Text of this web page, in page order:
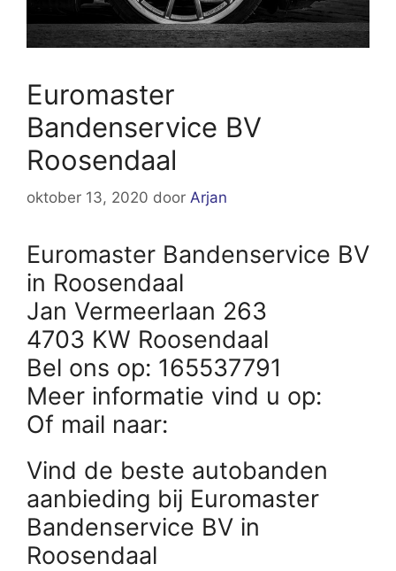
Euromaster
Bandenservice BV
Roosendaal
oktober 13, 2020 door Arjan
Euromaster Bandenservice BV
in Roosendaal
Jan Vermeerlaan 263
4703 KW Roosendaal
Bel ons op: 165537791
Meer informatie vind u op:
Of mail naar:
Vind de beste autobanden
aanbieding bij Euromaster
Bandenservice BV in
Roosendaal